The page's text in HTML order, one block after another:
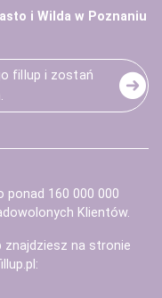
i Wilda w Poznaniu
fillup i zostań
ponad 160 000 000
Klientów.
znajdziesz na stronie
: